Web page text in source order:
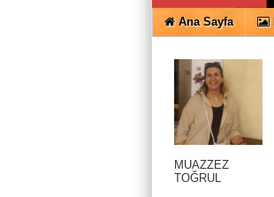
Ana Sayfa
MUAZZEZ
TOĞRUL